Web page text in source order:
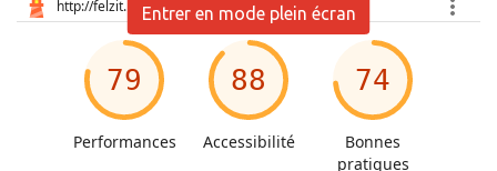
Entrer en mode plein écran